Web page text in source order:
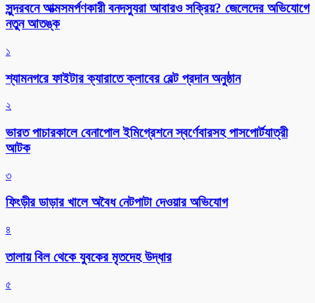
সুন্দরবনে আত্মসমর্পণকারী বনদস্যুরা আবারও সক্রিয়? জেলেদের অভিযোগে
নতুন আতঙ্ক
১
শ্যামনগরে ফাইটার ক্যারাতে ক্লাবের বেল্ট প্রদান অনুষ্ঠান
২
ভারত পাচারকালে বেনাপোল ইমিগ্রেশনে স্বর্ণেবারসহ পাসপোর্টযাত্রী
আটক
৩
ফিংড়ীর ডাড়ার খালে অবৈধ নেটপাটা দেওয়ার অভিযোগ
৪
তালায় বিল থেকে যুবকের মৃতদেহ উদ্ধার
৫